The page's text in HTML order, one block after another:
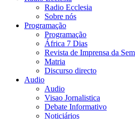
Radio Ecclesia
Sobre nós
Programação
Programação
África 7 Dias
Revista de Imprensa da
Matria
Discurso directo
Audio
Audio
Visao Jornalistica
Debate Informativo
Noticiários